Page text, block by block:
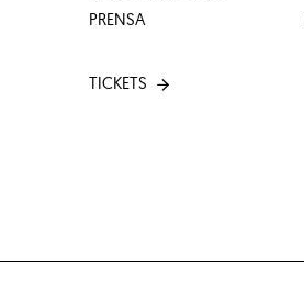
PRENSA
TICKETS